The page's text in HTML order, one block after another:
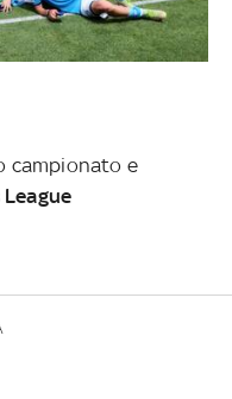
campionato e